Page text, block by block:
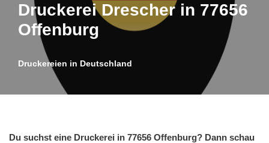
Druckerei Drescher in 77656
Offenburg
Druckereien in Deutschland
Du suchst eine Druckerei in 77656 Offenburg? Dann schau